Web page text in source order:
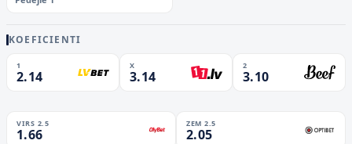
KOEFICIENTI
1
2.14
X
3.14
2
3.10
VIRS 2.5
1.66
ZEM 2.5
2.05